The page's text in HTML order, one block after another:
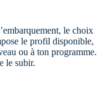
le choix
le profil disponible,
ou à ton programme.
le subir.